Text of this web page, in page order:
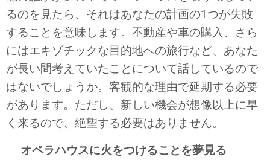
るのを見たら、それはあなたの計画の1つが失敗
することを意味します。不動産や車の購入、さら
にはエキゾチックな目的地への旅行など、あなた
が長い間考えていたことについて話しているので
はないでしょうか。客観的な理由で延期する必要
があります。ただし、新しい機会が想像以上に早
く来るので、絶望する必要はありません。
オペラハウスに火をつけることを夢見る